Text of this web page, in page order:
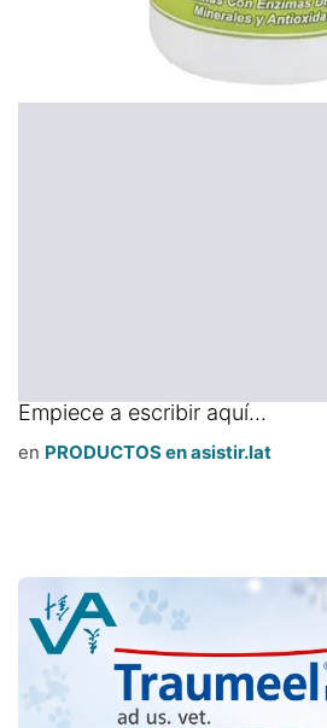
Empiece a escribir aquí...
en PRODUCTOS en asistir.lat